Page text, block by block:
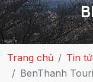
Trang chủ
Tin
BenThanh